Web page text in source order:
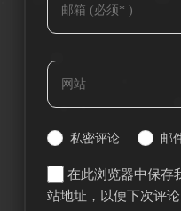
私密评论 邮
在此浏览器中保存
站地址，以便下次评论